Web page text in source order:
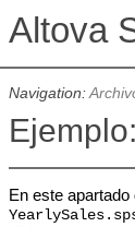
Navigation:
En este